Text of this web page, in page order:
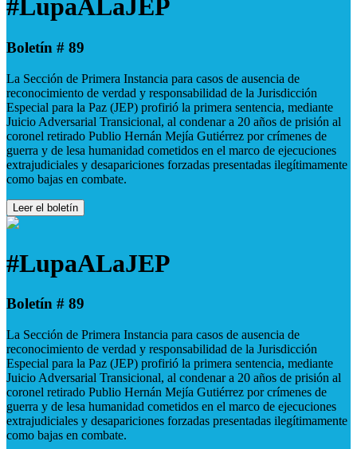
#LupaALaJEP
Boletín # 89
La Sección de Primera Instancia para casos de ausencia de
reconocimiento de verdad y responsabilidad de la Jurisdicción
Especial para la Paz (JEP) profirió la primera sentencia, mediante
Juicio Adversarial Transicional, al condenar a 20 años de prisión al
coronel retirado Publio Hernán Mejía Gutiérrez por crímenes de
guerra y de lesa humanidad cometidos en el marco de ejecuciones
extrajudiciales y desapariciones forzadas presentadas ilegítimamente
como bajas en combate.
Leer el boletín
#LupaALaJEP
Boletín # 89
La Sección de Primera Instancia para casos de ausencia de
reconocimiento de verdad y responsabilidad de la Jurisdicción
Especial para la Paz (JEP) profirió la primera sentencia, mediante
Juicio Adversarial Transicional, al condenar a 20 años de prisión al
coronel retirado Publio Hernán Mejía Gutiérrez por crímenes de
guerra y de lesa humanidad cometidos en el marco de ejecuciones
extrajudiciales y desapariciones forzadas presentadas ilegítimamente
como bajas en combate.